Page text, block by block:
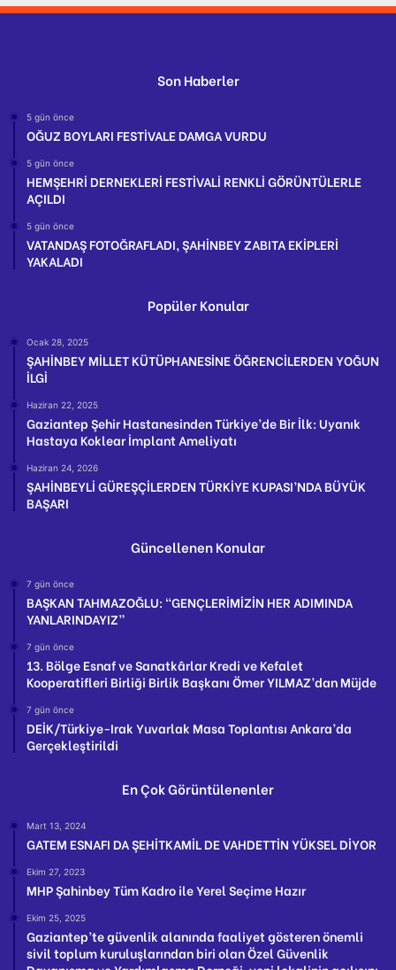
Son Haberler
5 gün önce
OĞUZ BOYLARI FESTİVALE DAMGA VURDU
5 gün önce
HEMŞEHRİ DERNEKLERİ FESTİVALİ RENKLİ GÖRÜNTÜLERLE
AÇILDI
5 gün önce
VATANDAŞ FOTOĞRAFLADI, ŞAHİNBEY ZABITA EKİPLERİ
YAKALADI
Popüler Konular
Ocak 28, 2025
ŞAHİNBEY MİLLET KÜTÜPHANESİNE ÖĞRENCİLERDEN YOĞUN
İLGİ
Haziran 22, 2025
Gaziantep Şehir Hastanesinden Türkiye’de Bir İlk: Uyanık
Hastaya Koklear İmplant Ameliyatı
Haziran 24, 2026
ŞAHİNBEYLİ GÜREŞÇİLERDEN TÜRKİYE KUPASI’NDA BÜYÜK
BAŞARI
Güncellenen Konular
7 gün önce
BAŞKAN TAHMAZOĞLU: “GENÇLERİMİZİN HER ADIMINDA
YANLARINDAYIZ”
7 gün önce
13. Bölge Esnaf ve Sanatkârlar Kredi ve Kefalet
Kooperatifleri Birliği Birlik Başkanı Ömer YILMAZ’dan Müjde
7 gün önce
DEİK/Türkiye-Irak Yuvarlak Masa Toplantısı Ankara’da
Gerçekleştirildi
En Çok Görüntülenenler
Mart 13, 2024
GATEM ESNAFI DA ŞEHİTKAMİL DE VAHDETTİN YÜKSEL DİYOR
Ekim 27, 2023
MHP Şahinbey Tüm Kadro ile Yerel Seçime Hazır
Ekim 25, 2025
Gaziantep’te güvenlik alanında faaliyet gösteren önemli
sivil toplum kuruluşlarından biri olan Özel Güvenlik